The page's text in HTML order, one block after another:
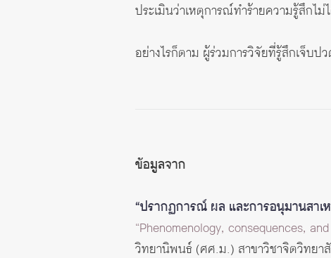
ประเมินว่าเหตุการณ์ทำร้ายความรู้สึกไ
อย่างไรก็ตาม ผู้ร่วมการวิจัยที่รู้สึกเจ็บป
ข้อมูลจาก
“ปรากฏการณ์ ผล และการอนุมานสาเ
“Phenomenology, consequences,
วิทยานิพนธ์ (ศศ.ม.) สาขาวิชาจิตวิทย